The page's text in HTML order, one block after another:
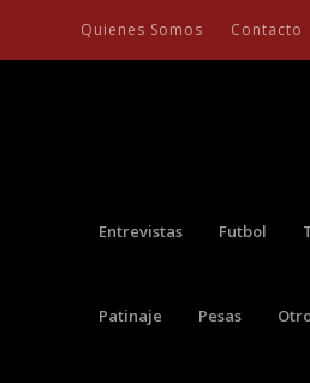
Quienes Somos Contacto
Entrevistas Futbol
Patinaje Pesas